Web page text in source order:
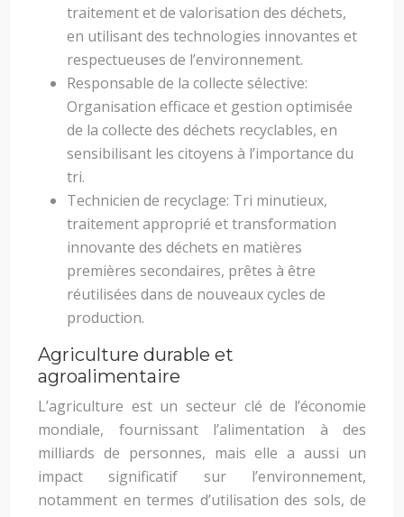
traitement et de valorisation des déchets,
en utilisant des technologies innovantes et
respectueuses de l’environnement.
Responsable de la collecte sélective:
Organisation efficace et gestion optimisée
de la collecte des déchets recyclables, en
sensibilisant les citoyens à l’importance du
tri.
Technicien de recyclage: Tri minutieux,
traitement approprié et transformation
innovante des déchets en matières
premières secondaires, prêtes à être
réutilisées dans de nouveaux cycles de
production.
Agriculture durable et
agroalimentaire
L’agriculture est un secteur clé de l’économie
mondiale, fournissant l’alimentation à des
milliards de personnes, mais elle a aussi un
impact significatif sur l’environnement,
notamment en termes d’utilisation des sols, de